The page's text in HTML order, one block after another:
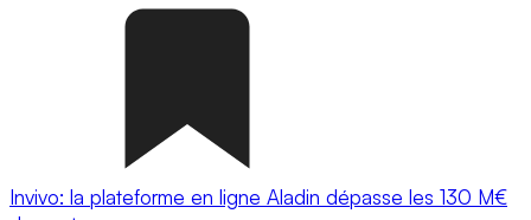
Invivo: la plateforme en ligne Aladin dépasse les 130 M€